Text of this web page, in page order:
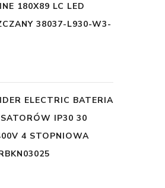
180X89 LC LED
38037-L930-W3-
ELECTRIC BATERIA
IP30 30
4 STOPNIOWA